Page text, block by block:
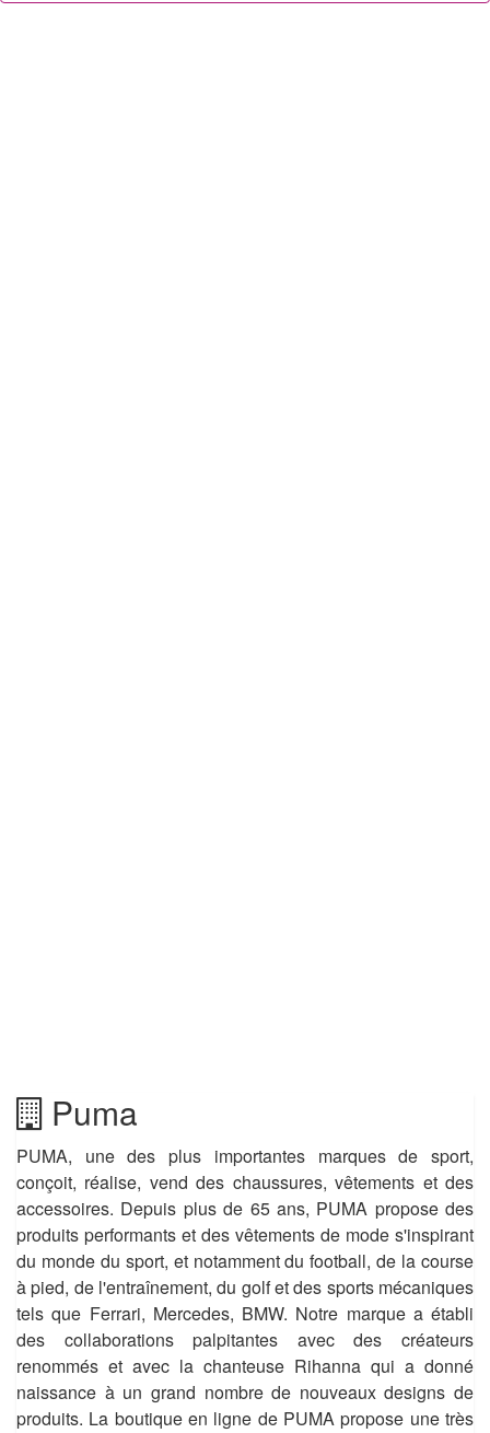
Puma
PUMA, une des plus importantes marques de sport,
conçoit, réalise, vend des chaussures, vêtements et des
accessoires. Depuis plus de 65 ans, PUMA propose des
produits performants et des vêtements de mode s'inspirant
du monde du sport, et notamment du football, de la course
à pied, de l'entraînement, du golf et des sports mécaniques
tels que Ferrari, Mercedes, BMW. Notre marque a établi
des collaborations palpitantes avec des créateurs
renommés et avec la chanteuse Rihanna qui a donné
naissance à un grand nombre de nouveaux designs de
produits. La boutique en ligne de PUMA propose une très